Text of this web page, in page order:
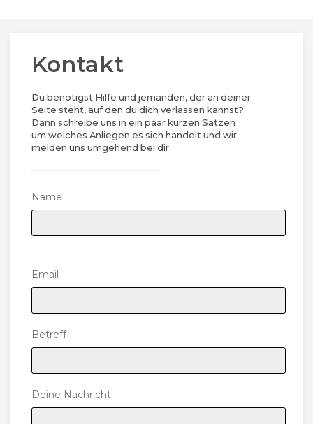
Kontakt
Du benötigst Hilfe und jemanden, der an deiner
Seite steht, auf den du dich verlassen kannst?
Dann schreibe uns in ein paar kurzen Sätzen
um welches Anliegen es sich handelt und wir
melden uns umgehend bei dir.
Name
Please leave this field empty.
Email
Betreff
Deine Nachricht